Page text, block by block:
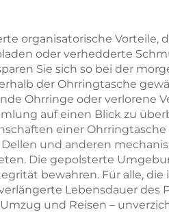
für Ringe und
Halsketten
organisatorische
oder verhedderte
Sie sich so bei der
der Ohrringtasche
Ohrringe oder verlorene
auf einen Blick zu
einer
und anderen
Die gepolsterte
bewahren. Für alle,
Lebensdauer
und Reisen –